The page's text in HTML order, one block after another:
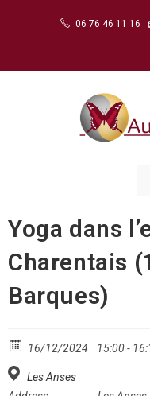
06 76 46 11 16
Yoga dans
Charentais
Barques)
16/12/2024 15:00 -
Les Anses